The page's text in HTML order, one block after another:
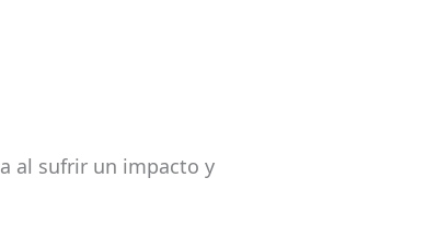
al sufrir un impacto y